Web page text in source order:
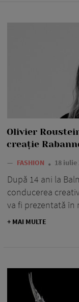
Olivier
creație
— FASHION 18 iulie
După 14 ani la
conducerea
va fi prezentată în
+ MAI MULTE